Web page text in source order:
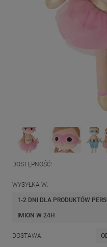
DOSTĘPNOŚĆ:
WYSYŁKA W:
1-2 DNI DLA PRODUKTÓW
IMION W 24H
DOSTAWA:
CENA NIE ZAWIERA